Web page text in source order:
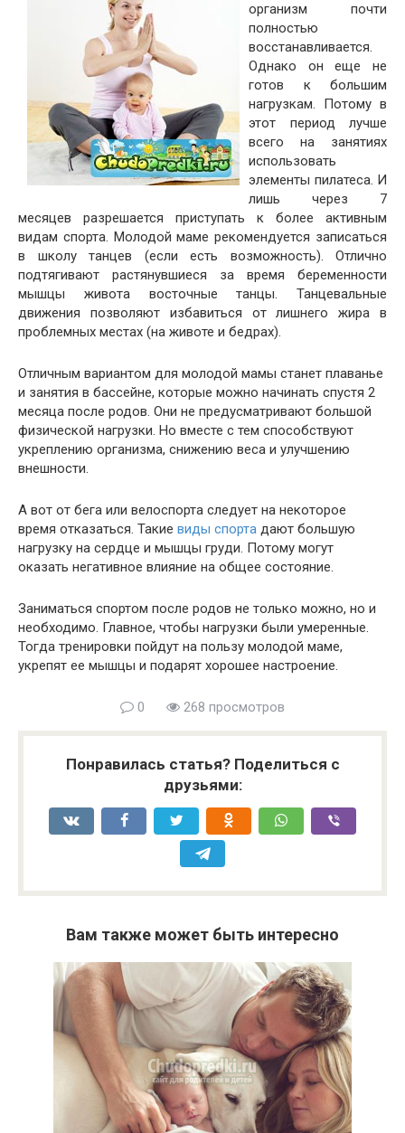
организм почти
полностью
восстанавливается.
Однако он еще не
готов к большим
нагрузкам. Потому в
этот период лучше
всего на занятиях
использовать
элементы пилатеса. И
лишь через 7
месяцев разрешается приступать к более активным
видам спорта. Молодой маме рекомендуется записаться
в школу танцев (если есть возможность). Отлично
подтягивают растянувшиеся за время беременности
мышцы живота восточные танцы. Танцевальные
движения позволяют избавиться от лишнего жира в
проблемных местах (на животе и бедрах).
Отличным вариантом для молодой мамы станет плаванье
и занятия в бассейне, которые можно начинать спустя 2
месяца после родов. Они не предусматривают большой
физической нагрузки. Но вместе с тем способствуют
укреплению организма, снижению веса и улучшению
внешности.
А вот от бега или велоспорта следует на некоторое
время отказаться. Такие виды спорта дают большую
нагрузку на сердце и мышцы груди. Потому могут
оказать негативное влияние на общее состояние.
Заниматься спортом после родов не только можно, но и
необходимо. Главное, чтобы нагрузки были умеренные.
Тогда тренировки пойдут на пользу молодой маме,
укрепят ее мышцы и подарят хорошее настроение.
0 268 просмотров
Понравилась статья? Поделиться с
друзьями:
Вам также может быть интересно